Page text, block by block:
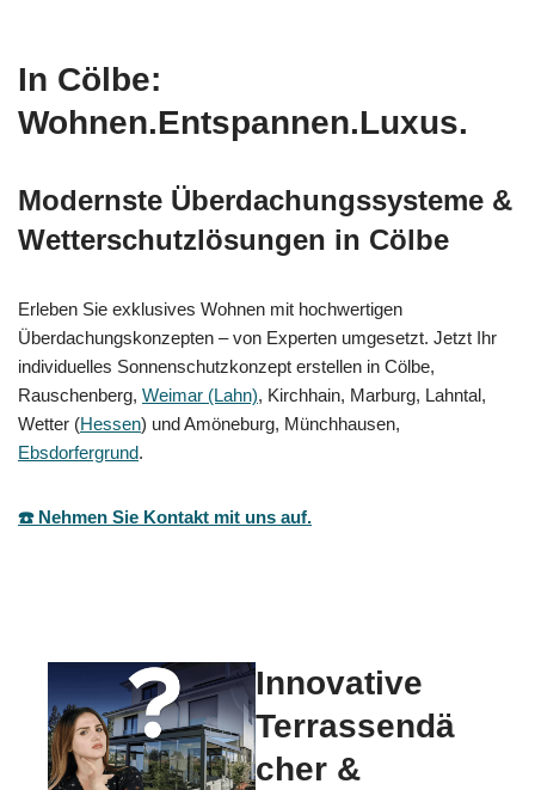
In Cölbe:
Wohnen.Entspannen.Luxus.
Modernste Überdachungssysteme &
Wetterschutzlösungen in Cölbe
Erleben Sie exklusives Wohnen mit hochwertigen
Überdachungskonzepten – von Experten umgesetzt. Jetzt Ihr
individuelles Sonnenschutzkonzept erstellen in Cölbe,
Rauschenberg, Weimar (Lahn), Kirchhain, Marburg, Lahntal,
Wetter (Hessen) und Amöneburg, Münchhausen,
Ebsdorfergrund.
☎️ Nehmen Sie Kontakt mit uns auf.
Innovative
Terrassendä
cher &